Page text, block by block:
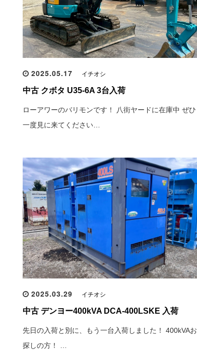
2025.05.17 イチオシ
中古 クボタ U35-6A 3台入荷
ローアワーのバリモンです！ 八街ヤードに在庫中 ぜひ
一度見に来てください…
2025.03.29 イチオシ
中古 デンヨー400kVA DCA-400LSKE 入荷
先日の入荷と別に、もう一台入荷しました！ 400kVAお
探しの方！ …